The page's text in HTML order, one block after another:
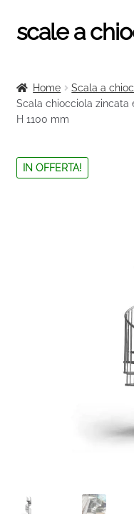
Vai
alla
Vai
al
scale a
Tutte le scale
Ringhiere e balaustre
Home
Scala a
Scala chiocciola zincata
H 1100 mm
IN OFFERTA!